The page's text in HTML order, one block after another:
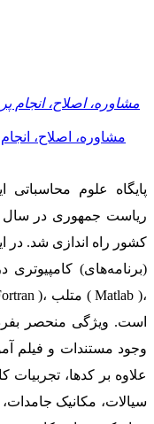
مشاوره، اصلاح،
پایگاه علوم
کشور راه اندازی شد. در
(برنامه‌های)
وجود مستندات و فیلم
علاوه بر کدها،
سیالات، مکانیک